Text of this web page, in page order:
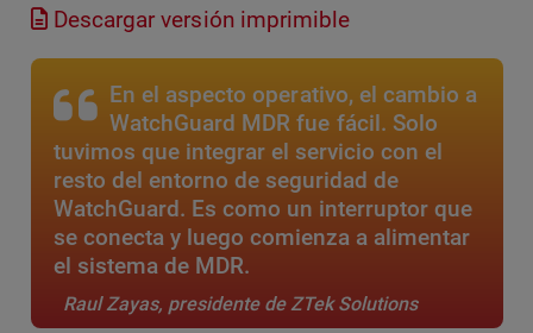
Descargar versión imprimible
En el aspecto operativo, el cambio a
WatchGuard MDR fue fácil. Solo
tuvimos que integrar el servicio con el
resto del entorno de seguridad de
WatchGuard. Es como un interruptor que
se conecta y luego comienza a alimentar
el sistema de MDR.
Raul Zayas, presidente de ZTek Solutions